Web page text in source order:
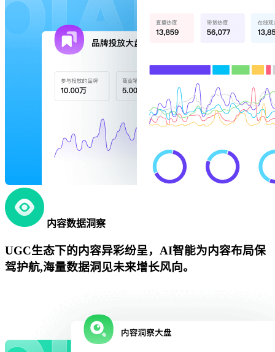
内容数据洞察
UGC生态下的内容异彩纷呈，AI智能为内容布局保
驾护航,海量数据洞见未来增长风向。